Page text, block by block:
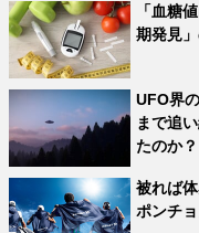
「血糖
期発見
UFO界
まで追
たのか？
被れば
ポンチョ